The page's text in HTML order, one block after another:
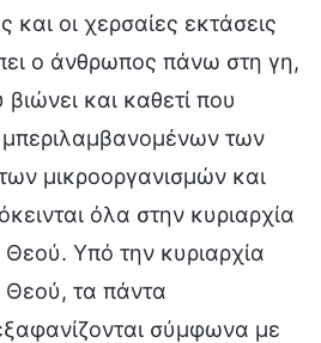
και οι χερσαίες εκτάσεις
ο άνθρωπος πάνω στη γη,
και καθετί που
των
μικροοργανισμών και
όλα στην κυριαρχία
Θεού. Υπό την κυριαρχία
Θεού, τα πάντα
σύμφωνα με